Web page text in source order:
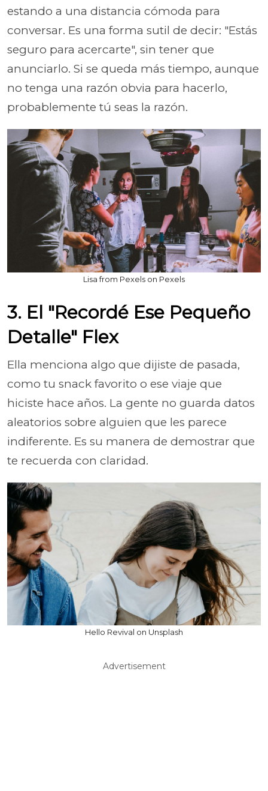
estando a una distancia cómoda para
conversar. Es una forma sutil de decir: "Estás
seguro para acercarte", sin tener que
anunciarlo. Si se queda más tiempo, aunque
no tenga una razón obvia para hacerlo,
probablemente tú seas la razón.
Lisa from Pexels on Pexels
3. El "Recordé Ese Pequeño
Detalle" Flex
Ella menciona algo que dijiste de pasada,
como tu snack favorito o ese viaje que
hiciste hace años. La gente no guarda datos
aleatorios sobre alguien que les parece
indiferente. Es su manera de demostrar que
te recuerda con claridad.
Hello Revival on Unsplash
Advertisement